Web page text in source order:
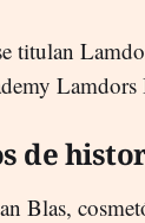
titulan
de
Blas,